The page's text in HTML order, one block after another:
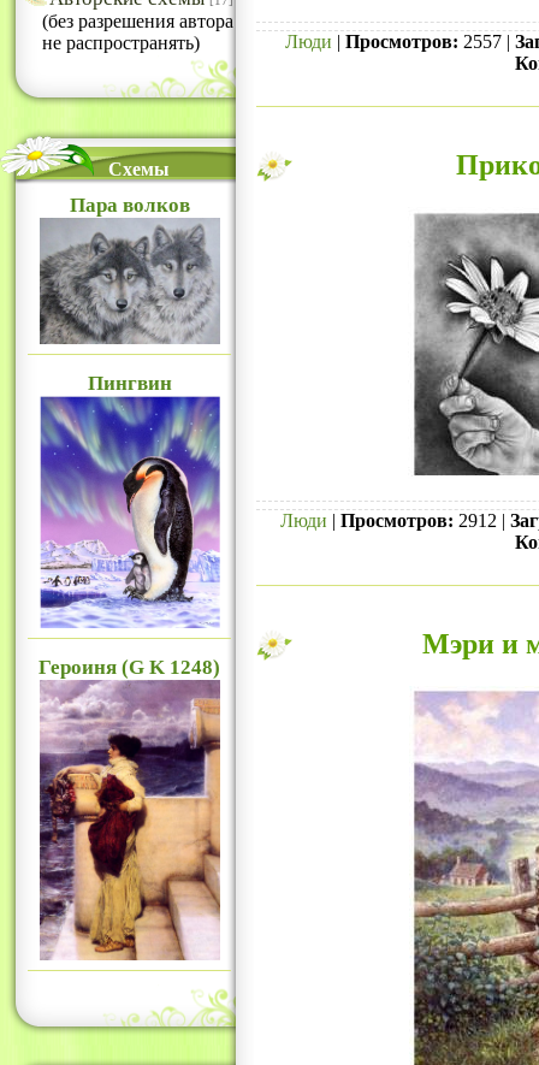
(без разрешения автора
не распространять)
Схемы
Пара волков
Пингвин
Героиня (G K 1248)
Люди | Просмотров: 2557 |
Люди | Просмотров: 2912 |
Мэри и